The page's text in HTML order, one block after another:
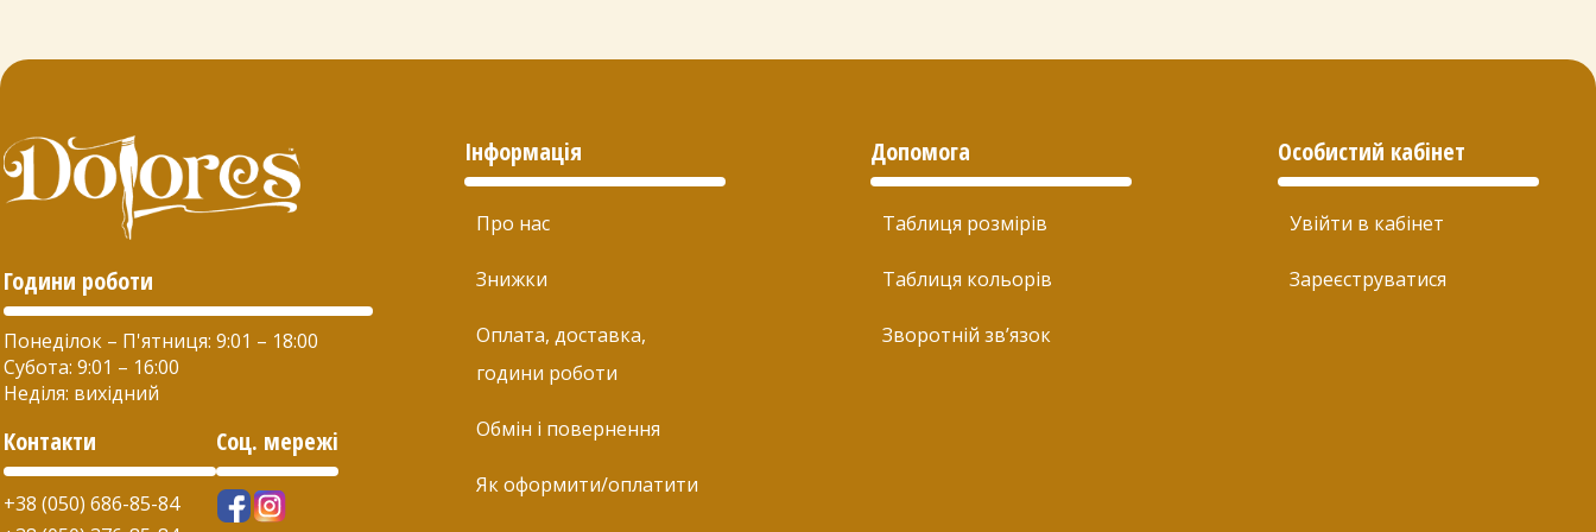
Години роботи
Понеділок – П'ятниця: 9:01 – 18:00
Субота: 9:01 – 16:00
Неділя: вихідний
Контакти
+38 (050) 686-85-84
Соц. мережі
Інформація
Про нас
Знижки
Оплата, доставка,
години роботи
Обмін і повернення
Як оформити/оплатити
Допомога
Таблиця розмірів
Таблиця кольорів
Зворотній зв’язок
Особистий кабінет
Увійти в кабінет
Зареєструватися